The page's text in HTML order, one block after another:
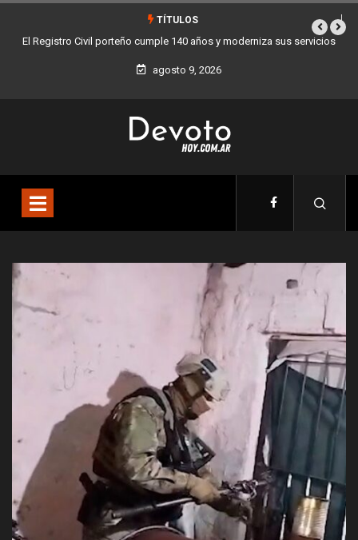
TÍTULOS
servicios Buenos Aires sumó 12 nuevos Bares Notables y ya son 90 en
la Ciudad
agosto 9, 2026